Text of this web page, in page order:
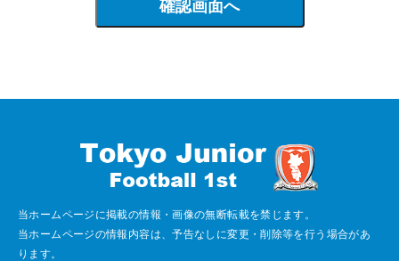
当ホームページに掲載の情報・画像の無断転載を禁じます。
当ホームページの情報内容は、予告なしに変更・削除等を行う場合があ
ります。